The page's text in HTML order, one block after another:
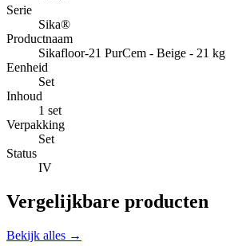
Serie
Sika®
Productnaam
Sikafloor-21 PurCem - Beige - 21 kg
Eenheid
Set
Inhoud
1 set
Verpakking
Set
Status
IV
Vergelijkbare producten
Bekijk alles →